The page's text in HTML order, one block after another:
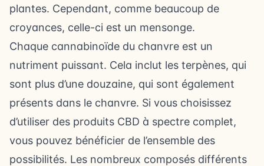
plantes. Cependant, comme beaucoup de
croyances, celle-ci est un mensonge.
Chaque cannabinoïde du chanvre est un
nutriment puissant. Cela inclut les terpènes, qui
sont plus d’une douzaine, qui sont également
présents dans le chanvre. Si vous choisissez
d’utiliser des produits CBD à spectre complet,
vous pouvez bénéficier de l’ensemble des
possibilités. Les nombreux composés différents